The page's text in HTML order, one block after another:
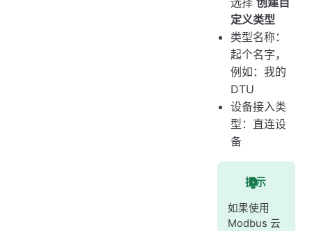
定义类型
类型名称：
起个名字，
例如：我的
DTU
设备接入类
型：直连设
备
提示
如果使用
Modbus 云